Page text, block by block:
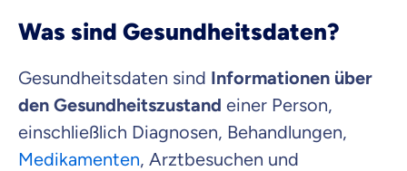
Was sind Gesundheitsdaten?
Gesundheitsdaten sind Informationen über
den Gesundheitszustand einer Person,
einschließlich Diagnosen, Behandlungen,
Medikamenten, Arztbesuchen und